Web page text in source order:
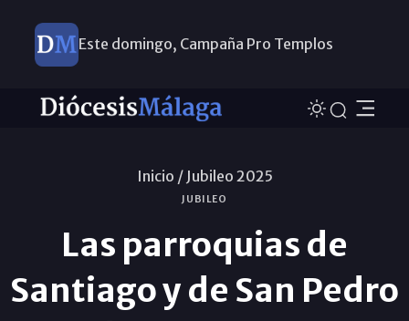
Este domingo, Campaña Pro Templos
Inicio / Jubileo 2025
JUBILEO
Las parroquias de
Santiago y de San Pedro